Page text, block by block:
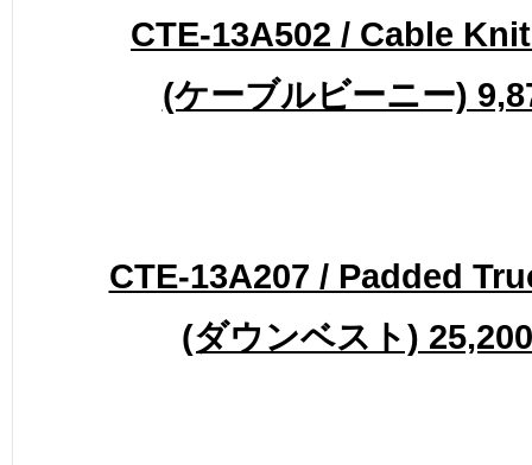
CTE-13A502 / Cable
(ケーブルビーニー)
CTE-13A207 / Padded
(ダウンベスト)